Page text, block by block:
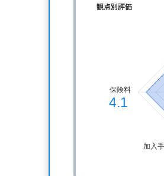
観点別評価